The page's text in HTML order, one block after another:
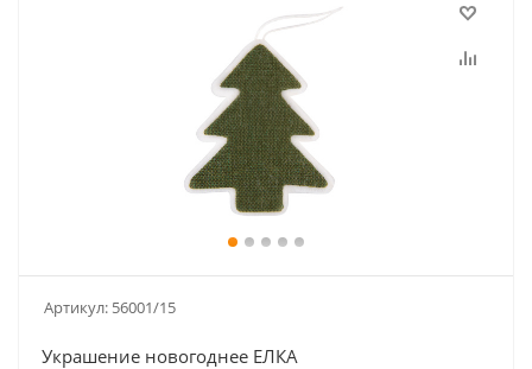
Артикул: 56001/15
Украшение новогоднее ЕЛКА